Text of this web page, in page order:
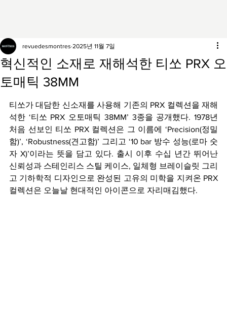
혁신적인 소재로 재해석한 티쏘 PRX 오
토매틱 38MM
revuedesmontres 2025년 11월 7일
티쏘가 대담한 신소재를 사용해 기존의 PRX 컬렉션을 재해
석한 ‘티쏘 PRX 오토매틱 38MM’ 3종을 공개했다. 1978년
처음 선보인 티쏘 PRX 컬렉션은 그 이름에 ‘Precision(정밀
함)’, ‘Robustness(견고함)’ 그리고 ‘10 bar 방수 성능(로마 숫
자 X)’이라는 뜻을 담고 있다. 출시 이후 수십 년간 뛰어난
신뢰성과 스테인리스 스틸 케이스, 일체형 브레이슬릿 그리
고 기하학적 디자인으로 완성된 고유의 미학을 지켜온 PRX
컬렉션은 오늘날 현대적인 아이콘으로 자리매김했다.